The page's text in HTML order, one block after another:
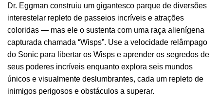
Dr. Eggman construiu um gigantesco parque de diversões
interestelar repleto de passeios incríveis e atrações
coloridas — mas ele o sustenta com uma raça alienígena
capturada chamada “Wisps”. Use a velocidade relâmpago
do Sonic para libertar os Wisps e aprender os segredos de
seus poderes incríveis enquanto explora seis mundos
únicos e visualmente deslumbrantes, cada um repleto de
inimigos perigosos e obstáculos a superar.